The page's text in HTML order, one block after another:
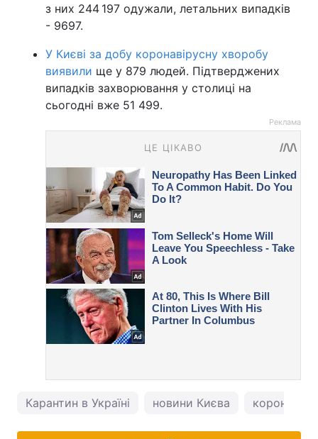
з них 244 197 одужали, летальних випадків
- 9697.
У Києві за добу коронавірусну хворобу
виявили ще у 879 людей. Підтверджених
випадків захворювання у столиці на
сьогодні вже 51 499.
Реклама
Карантин в Україні новини Києва